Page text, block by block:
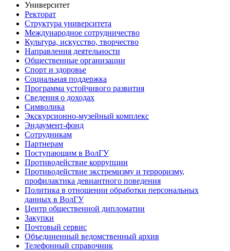
Университет
Ректорат
Структура университета
Международное сотрудничество
Культура, искусство, творчество
Направления деятельности
Общественные организации
Спорт и здоровье
Социальная поддержка
Программа устойчивого развития
Сведения о доходах
Символика
Экскурсионно-музейный комплекс
Эндаумент-фонд
Сотрудникам
Партнерам
Поступающим в ВолГУ
Противодействие коррупции
Противодействие экстремизму и терроризму,
профилактика девиантного поведения
Политика в отношении обработки персональных
данных в ВолГУ
Центр общественной дипломатии
Закупки
Почтовый сервис
Объединенный ведомственный архив
Телефонный справочник